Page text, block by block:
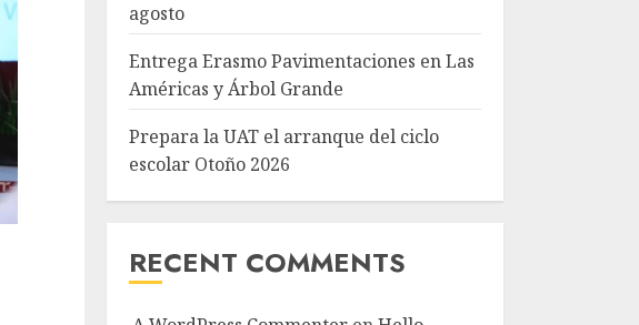
agosto
Entrega Erasmo Pavimentaciones en Las
Américas y Árbol Grande
Prepara la UAT el arranque del ciclo
escolar Otoño 2026
RECENT COMMENTS